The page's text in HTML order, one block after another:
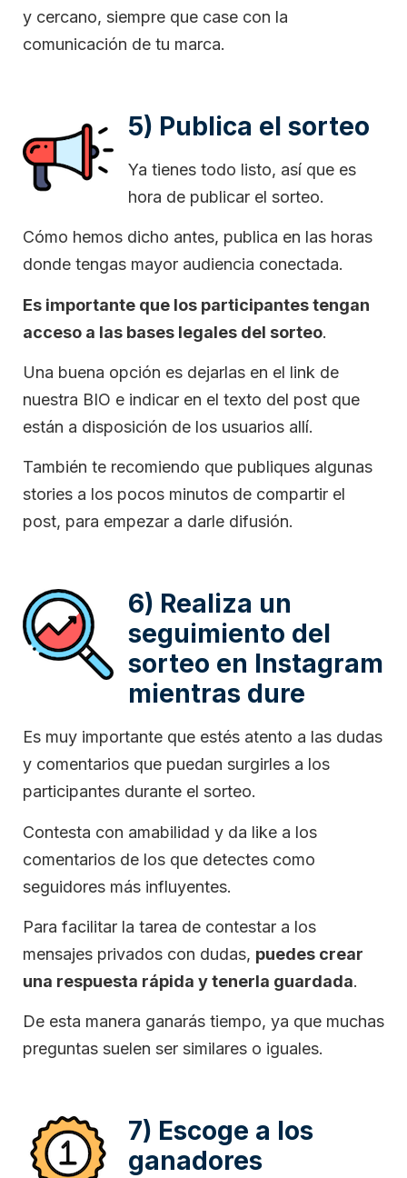
y cercano, siempre que case con la
comunicación de tu marca.
5) Publica el sorteo
Ya tienes todo listo, así que es
hora de publicar el sorteo.
Cómo hemos dicho antes, publica en las horas
donde tengas mayor audiencia conectada.
Es importante que los participantes tengan
acceso a las bases legales del sorteo.
Una buena opción es dejarlas en el link de
nuestra BIO e indicar en el texto del post que
están a disposición de los usuarios allí.
También te recomiendo que publiques algunas
stories a los pocos minutos de compartir el
post, para empezar a darle difusión.
6) Realiza un
seguimiento del
sorteo en Instagram
mientras dure
Es muy importante que estés atento a las dudas
y comentarios que puedan surgirles a los
participantes durante el sorteo.
Contesta con amabilidad y da like a los
comentarios de los que detectes como
seguidores más influyentes.
Para facilitar la tarea de contestar a los
mensajes privados con dudas, puedes crear
una respuesta rápida y tenerla guardada.
De esta manera ganarás tiempo, ya que muchas
preguntas suelen ser similares o iguales.
7) Escoge a los
ganadores